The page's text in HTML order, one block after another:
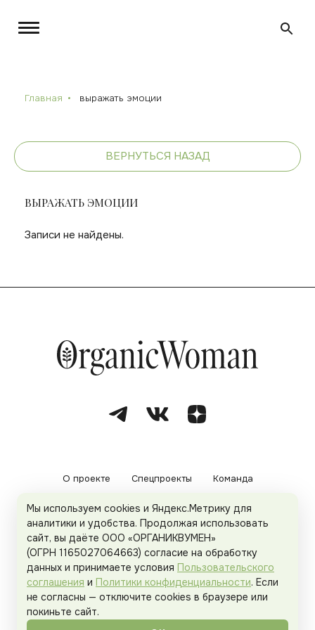
Главная выражать эмоции
ВЕРНУТЬСЯ НАЗАД
ВЫРАЖАТЬ ЭМОЦИИ
Записи не найдены.
О проекте Спецпроекты Команда
Рекламодателям Политика конфиденциальности
Пользовательское соглашение
Organicwoman.ru . Все права защищены.
Мы используем cookies и Яндекс.Метрику для
аналитики и удобства. Продолжая использовать
сайт, вы даёте ООО «ОРГАНИКВУМЕН»
(ОГРН 1165027064663) согласие на обработку
данных и принимаете условия Пользовательского
соглашения и Политики конфиденциальности. Если
не согласны — отключите cookies в браузере или
покиньте сайт.